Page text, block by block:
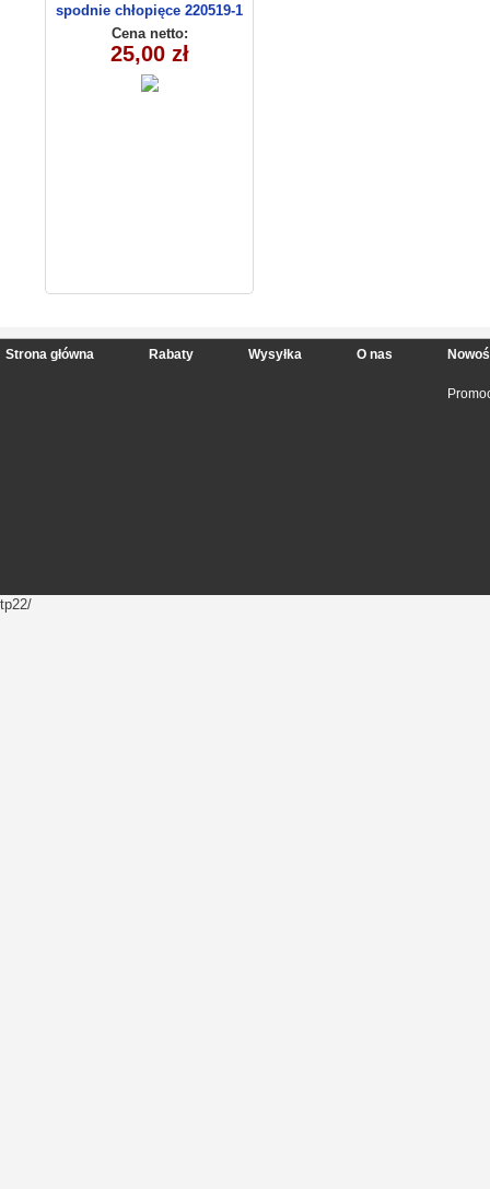
spodnie chłopięce 220519-1
(1-6) 5szt
Cena netto:
25,00 zł
Strona główna Rabaty Wysyłka O nas
tp22/